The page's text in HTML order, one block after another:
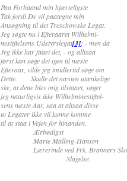
Paa Forhaand min hjærteligste
Tak fordi De vil paategne min
Ansøgning til det Treschowske Legat.
Jeg søgte nu i Efteraaret Wilhelmi-
nestiftelsens Udstyrslegat[3]; - men da
Jeg ikke har faaet det, - og alltsaa
først kan søge det igen til næste
Efteraar, vilde jeg imidlertid søge om
Dette. Skulle det næsten utænkelige
ske, at dette blev mig tilstaaet, søger
jeg naturligvis ikke Wilhelminestiftel-
sens næste Aar, saa at altsaa disse
to Legater ikke vil kunne komme
til at staa i Vejen for hinanden.
Ærbødigst
Marie Malling-Hansen
Lærerinde ved Frk. Branners
Slagelse.